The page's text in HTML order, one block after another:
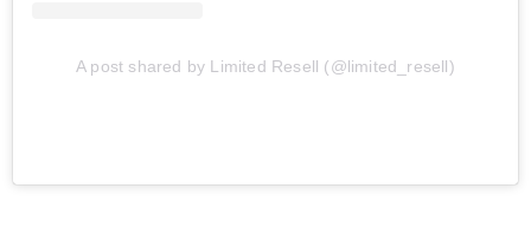
A post shared by Limited Resell (@limited_resell)